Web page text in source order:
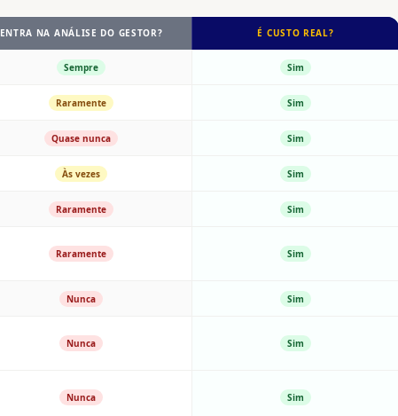
ENTRA NA ANÁLISE DO GESTOR? É CUSTO REAL?
Sempre Sim
Raramente Sim
Quase nunca Sim
Às vezes Sim
Raramente Sim
Raramente Sim
Nunca Sim
Nunca Sim
Nunca Sim